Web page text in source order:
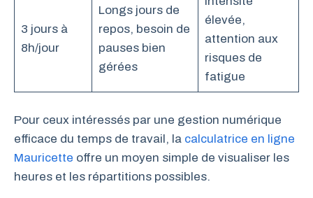
3 jours à
8h/jour
Longs jours de
repos, besoin de
pauses bien
gérées
élevée,
attention aux
risques de
fatigue
Pour ceux intéressés par une gestion numérique
efficace du temps de travail, la calculatrice en ligne
Mauricette offre un moyen simple de visualiser les
heures et les répartitions possibles.